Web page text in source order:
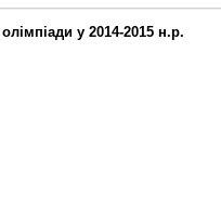
олімпіади у 2014-2015 н.р.